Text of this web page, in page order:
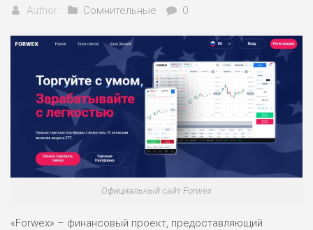
Author Сомнительные 0
Официальный сайт Forwex
«Forwex» – финансовый проект, предоставляющий